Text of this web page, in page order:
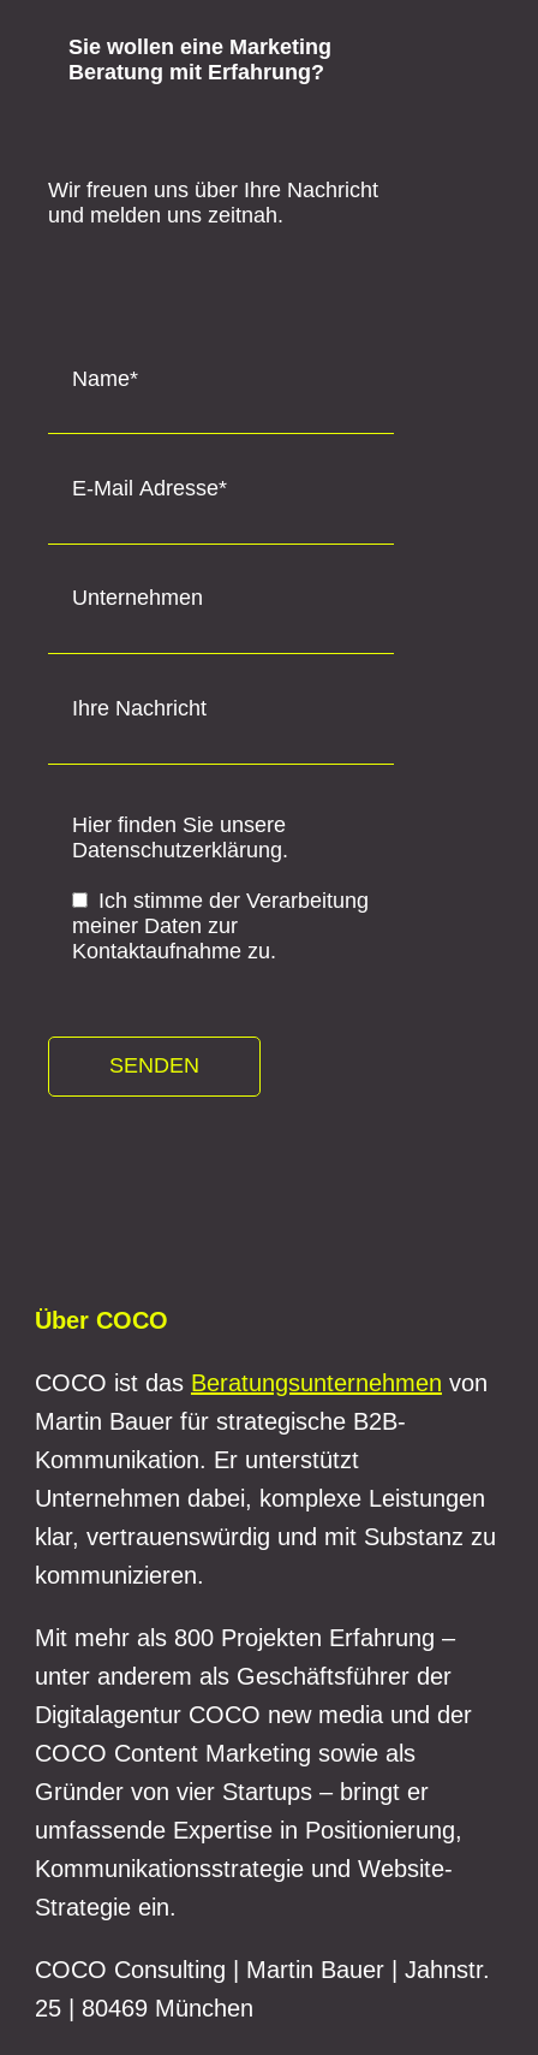
Sie wollen eine Marketing
Beratung mit Erfahrung?
Wir freuen uns über Ihre Nachricht
und melden uns zeitnah.
Hier finden Sie unsere
Datenschutzerklärung.
Ich stimme der Verarbeitung
meiner Daten zur
Kontaktaufnahme zu.
Über COCO
COCO ist das Beratungsunternehmen von
Martin Bauer für strategische B2B-
Kommunikation. Er unterstützt
Unternehmen dabei, komplexe Leistungen
klar, vertrauenswürdig und mit Substanz zu
kommunizieren.
Mit mehr als 800 Projekten Erfahrung –
unter anderem als Geschäftsführer der
Digitalagentur COCO new media und der
COCO Content Marketing sowie als
Gründer von vier Startups – bringt er
umfassende Expertise in Positionierung,
Kommunikationsstrategie und Website-
Strategie ein.
COCO Consulting | Martin Bauer | Jahnstr.
25 | 80469 München